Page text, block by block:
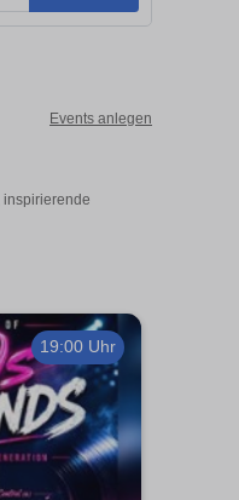
Events anlegen
inspirierende
19:00 Uhr